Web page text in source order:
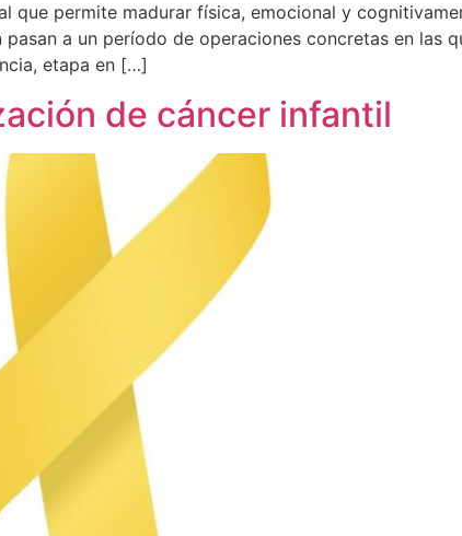
que permite madurar física, emocional y
a un período de operaciones concretas en las
etapa en […]
de cáncer infantil